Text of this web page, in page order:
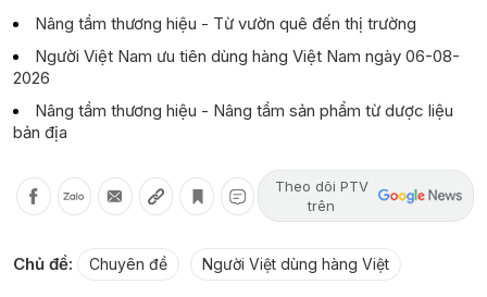
Nâng tầm thương hiệu - Từ vườn quê đến thị trường
Người Việt Nam ưu tiên dùng hàng Việt Nam ngày 06-08-
2026
Nâng tầm thương hiệu - Nâng tầm sản phẩm từ dược liệu
bản địa
Theo dõi PTV
trên
Chủ đề: Chuyên đề Người Việt dùng hàng Việt